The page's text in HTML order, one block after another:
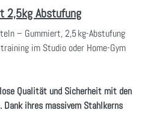
2,5kg Abstufung
– Gummiert, 2,5 kg-Abstufung
im Studio oder Home-Gym
Qualität und Sicherheit mit den
ihres massivem Stahlkerns